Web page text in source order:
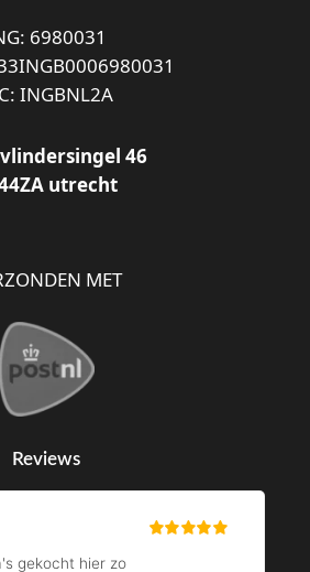
6980031
INGBNL2A
46
utrecht
MET
Reviews